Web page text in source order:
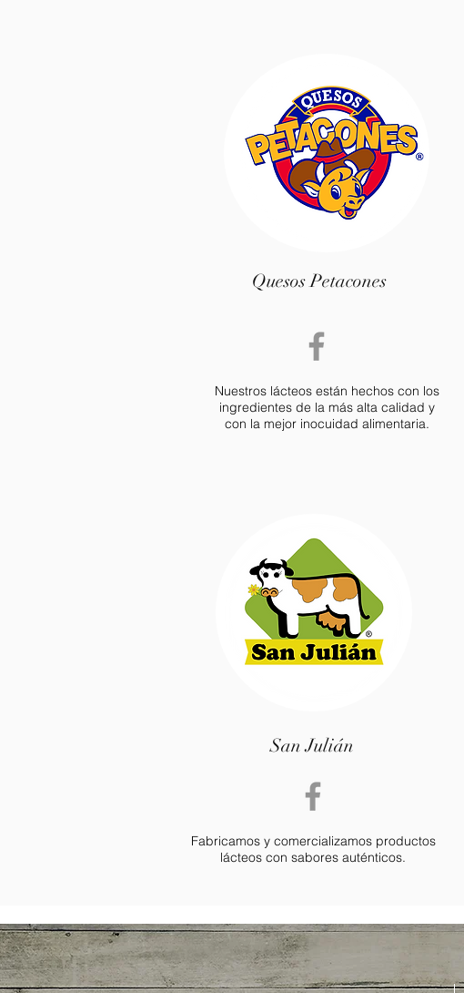
San Julián
Fabricamos y comercializamos productos
lácteos con sabores auténticos.
Quesos Petacones
Nuestros lácteos están hechos con los
ingredientes de la más alta calidad y
con la mejor inocuidad alimentaria.